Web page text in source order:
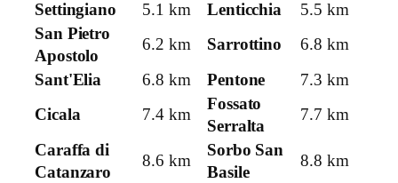
Settingiano
5.1 km Lenticchia
5.5 km
San Pietro
Apostolo
6.2 km Sarrottino
6.8 km
Sant'Elia
6.8 km Pentone
7.3 km
Cicala
7.4 km
Fossato
Serralta
7.7 km
Caraffa di
Catanzaro
8.6 km
Sorbo San
Basile
8.8 km